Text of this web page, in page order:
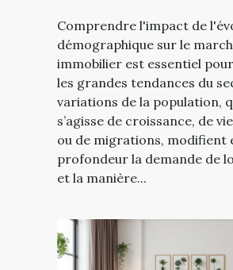
Comprendre l'impact de
démographique sur le
immobilier est essentiel
les grandes tendances du
variations de la population,
s’agisse de croissance, de
ou de migrations, modifient
profondeur la demande de
et la manière...